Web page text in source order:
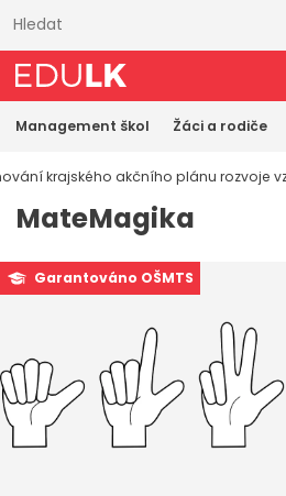
obsahu
Management škol Žáci a rodiče
krajského akčního plánu rozvoje
MateMagika
Garantováno OŠMTS